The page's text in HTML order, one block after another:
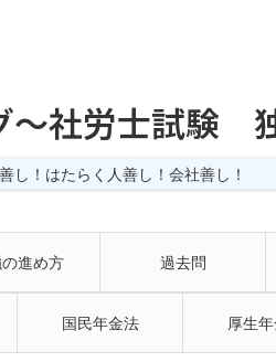
〜社労士試験
し！はたらく人善し！会社善し！
進め方 過去問
国民年金法 厚生